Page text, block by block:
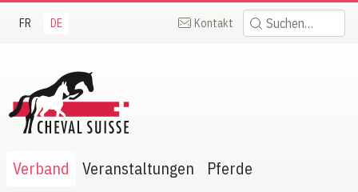
FR DE Kontakt Suchen:
Suisse
Verband Veranstaltungen Pferde